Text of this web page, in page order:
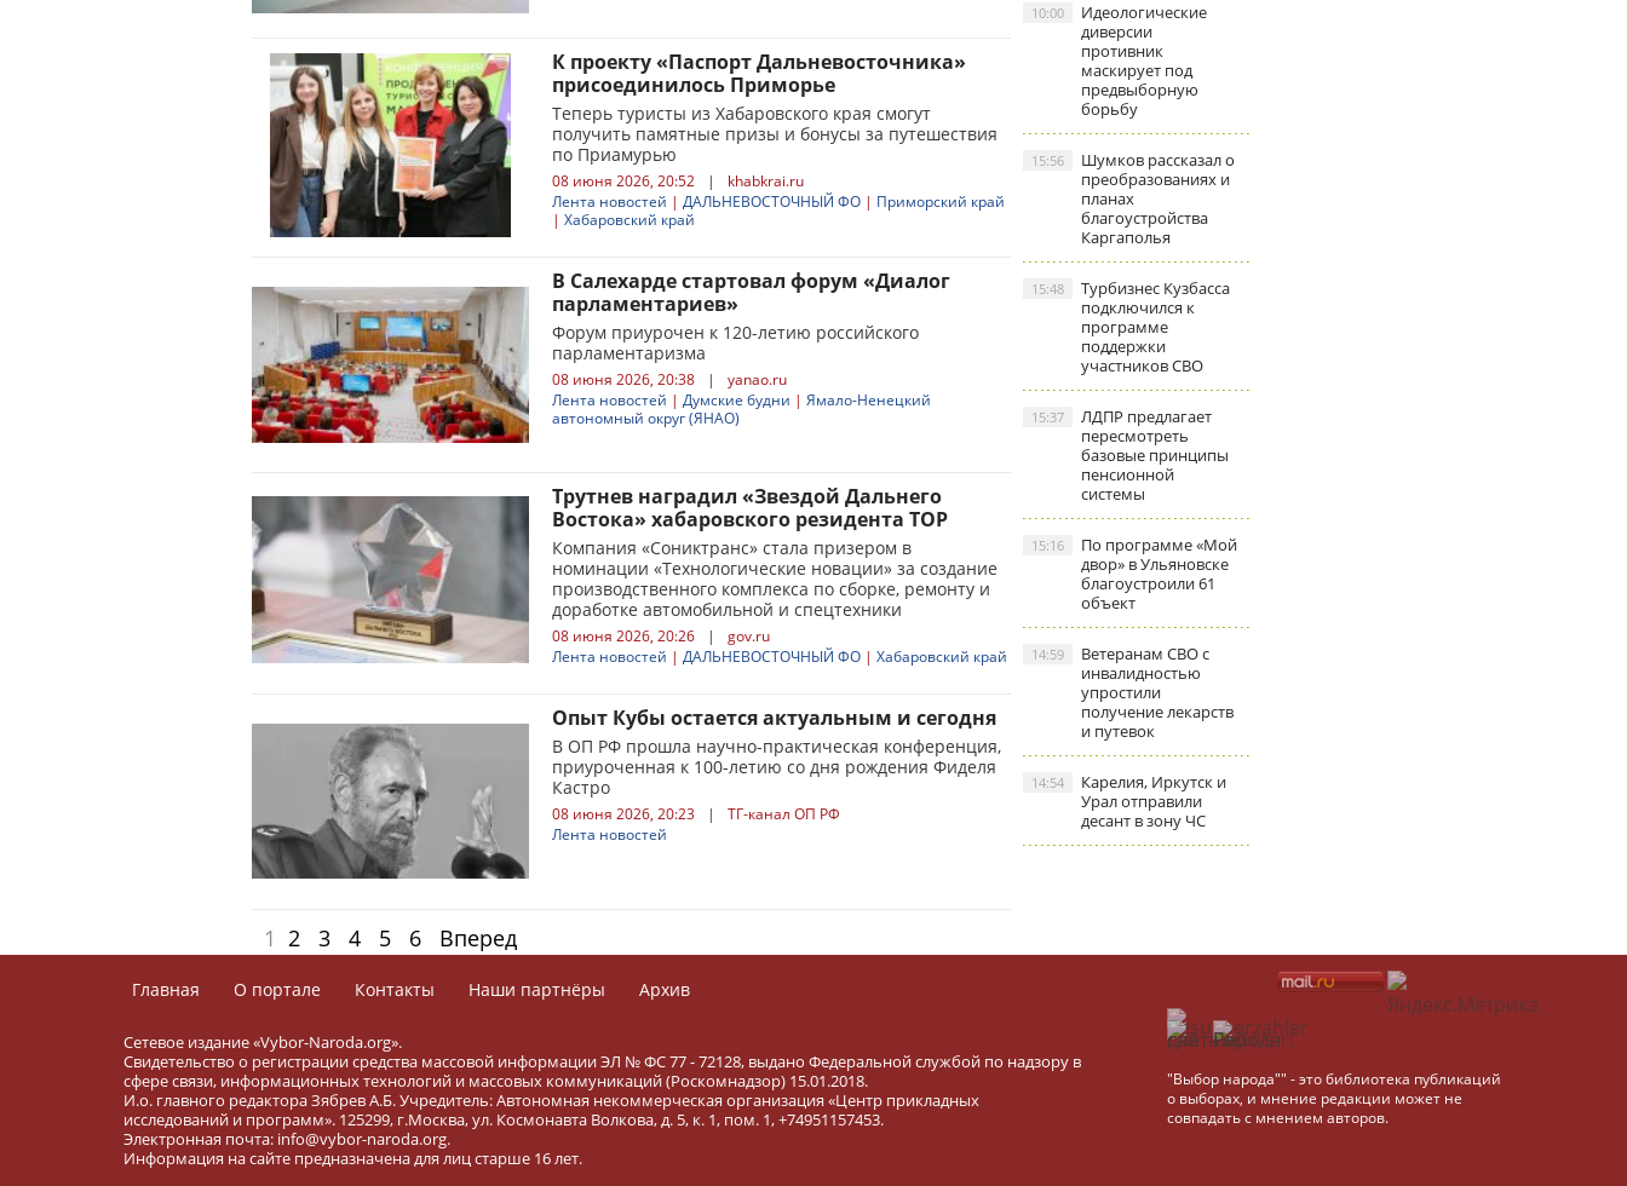
К проекту «Паспорт Дальневосточника»
присоединилось Приморье
Теперь туристы из Хабаровского края смогут
получить памятные призы и бонусы за путешествия
по Приамурью
08 июня 2026, 20:52 |
khabkrai.ru
Лента новостей | ДАЛЬНЕВОСТОЧНЫЙ ФО | Приморский край
| Хабаровский край
В Салехарде стартовал форум «Диалог
парламентариев»
Форум приурочен к 120-летию российского
парламентаризма
08 июня 2026, 20:38 |
yanao.ru
Лента новостей | Думские будни | Ямало-Ненецкий
автономный округ (ЯНАО)
Трутнев наградил «Звездой Дальнего
Востока» хабаровского резидента ТОР
Компания «Сониктранс» стала призером в
номинации «Технологические новации» за создание
производственного комплекса по сборке, ремонту и
доработке автомобильной и спецтехники
08 июня 2026, 20:26 |
gov.ru
Лента новостей | ДАЛЬНЕВОСТОЧНЫЙ ФО | Хабаровский край
Опыт Кубы остается актуальным и сегодня
В ОП РФ прошла научно-практическая конференция,
приуроченная к 100-летию со дня рождения Фиделя
Кастро
08 июня 2026, 20:23 |
ТГ-канал ОП РФ
Лента новостей
1 2 3 4 5 6 Вперед
Идеологические
диверсии
противник
маскирует под
предвыборную
борьбу
10:00
Шумков рассказал о
преобразованиях и
планах
благоустройства
Каргаполья
15:56
Турбизнес Кузбасса
подключился к
программе
поддержки
участников СВО
15:48
ЛДПР предлагает
пересмотреть
базовые принципы
пенсионной
системы
15:37
По программе «Мой
двор» в Ульяновске
благоустроили 61
объект
15:16
Ветеранам СВО с
инвалидностью
упростили
получение лекарств
и путевок
14:59
Карелия, Иркутск и
Урал отправили
десант в зону ЧС
14:54
Главная О портале Контакты Наши партнёры Архив
Сетевое издание «Vybor-Naroda.org».
Свидетельство о регистрации средства массовой информации ЭЛ № ФС 77 - 72128, выдано Федеральной службой по надзору в
сфере связи, информационных технологий и массовых коммуникаций (Роскомнадзор) 15.01.2018.
И.о. главного редактора Зябрев А.Б. Учредитель: Автономная некоммерческая организация «Центр прикладных
исследований и программ». 125299, г.Москва, ул. Космонавта Волкова, д. 5, к. 1, пом. 1, +74951157453.
Электронная почта: info@vybor-naroda.org.
Информация на сайте предназначена для лиц старше 16 лет.
"Выбор народа"" - это библиотека публикаций
о выборах, и мнение редакции может не
совпадать с мнением авторов.